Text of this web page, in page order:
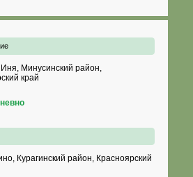
Минусинский район,
край
Курагинский район, Красноярский